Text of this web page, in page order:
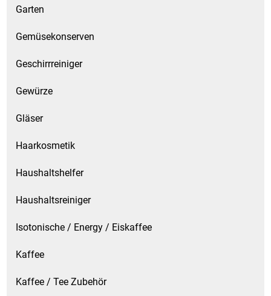
Garten
Gemüsekonserven
Geschirrreiniger
Gewürze
Gläser
Haarkosmetik
Haushaltshelfer
Haushaltsreiniger
Isotonische / Energy / Eiskaffee
Kaffee
Kaffee / Tee Zubehör